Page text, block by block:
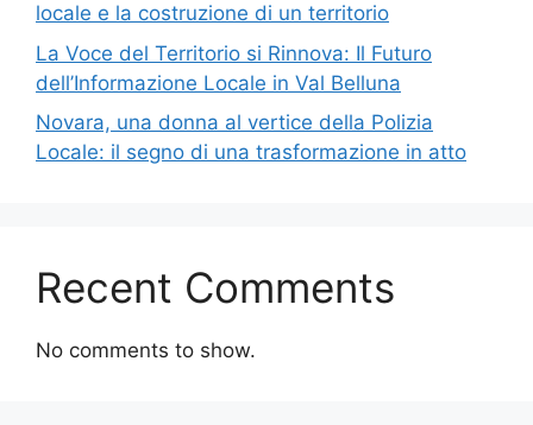
locale e la costruzione di un territorio
La Voce del Territorio si Rinnova: Il Futuro
dell’Informazione Locale in Val Belluna
Novara, una donna al vertice della Polizia
Locale: il segno di una trasformazione in atto
Recent Comments
No comments to show.